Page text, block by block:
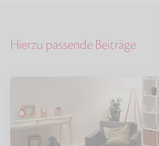
Hierzu passende Beiträge